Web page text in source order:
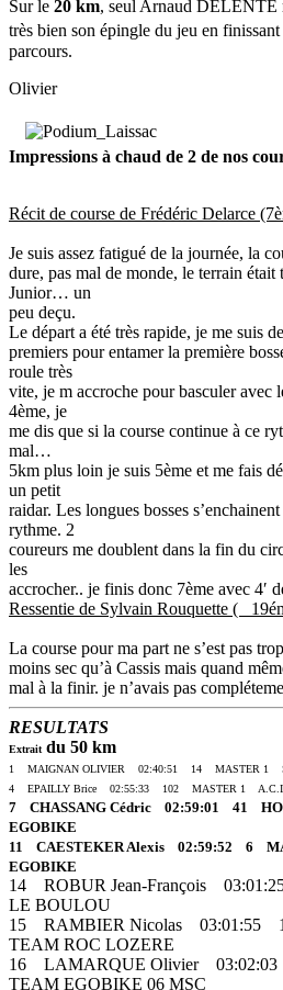
Sur le 20 km, seul Arnaud DELENTE
très bien son épingle du jeu en finissant
parcours.
Olivier
Impressions à chaud de 2 de nos
Récit de course de Frédéric Delarce
Je suis assez fatigué de la journée, la
dure, pas mal de monde, le terrain
Junior… un
peu deçu.
Le départ a été très rapide, je me suis
premiers pour entamer la première
roule très
vite, je m accroche pour basculer avec
4ème, je
me dis que si la course continue à ce
mal…
5km plus loin je suis 5ème et me fais
un petit
raidar. Les longues bosses
rythme. 2
coureurs me doublent dans la fin du
les
accrocher.. je finis donc 7ème avec 4′
Ressentie de Sylvain Rouquette (
La course pour ma part ne s’est pas
moins sec qu’à Cassis mais quand
mal à la finir. je n’avais pas
RESULTATS
Extrait du 50 km
1 MAIGNAN OLIVIER 02:40:51 14 MASTER 1
4 EPAILLY Brice 02:55:33 102 MASTER 1
7 CHASSANG Cédric 02:59:01 41
EGOBIKE
11 CAESTEKER Alexis 02:59:52 6
EGOBIKE
14 ROBUR Jean-François
LE BOULOU
15 RAMBIER Nicolas 03:01:55
TEAM ROC LOZERE
16 LAMARQUE Olivier
TEAM EGOBIKE 06 MSC